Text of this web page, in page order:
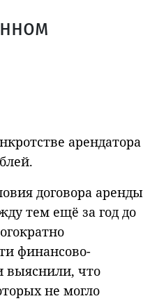
арендатора
договора аренды
тем ещё за год до
финансово-
выяснили, что
не могло